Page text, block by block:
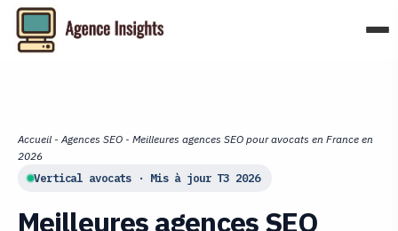
Aller
au
contenu
Accueil - Agences SEO - Meilleures agences SEO pour avocats en France en
2026
Vertical avocats · Mis à jour T3 2026
Meilleures agences SEO